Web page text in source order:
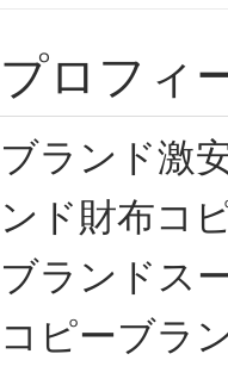
プロフィ
ブランド激
ンド財布コ
ブランドス
コピーブラ